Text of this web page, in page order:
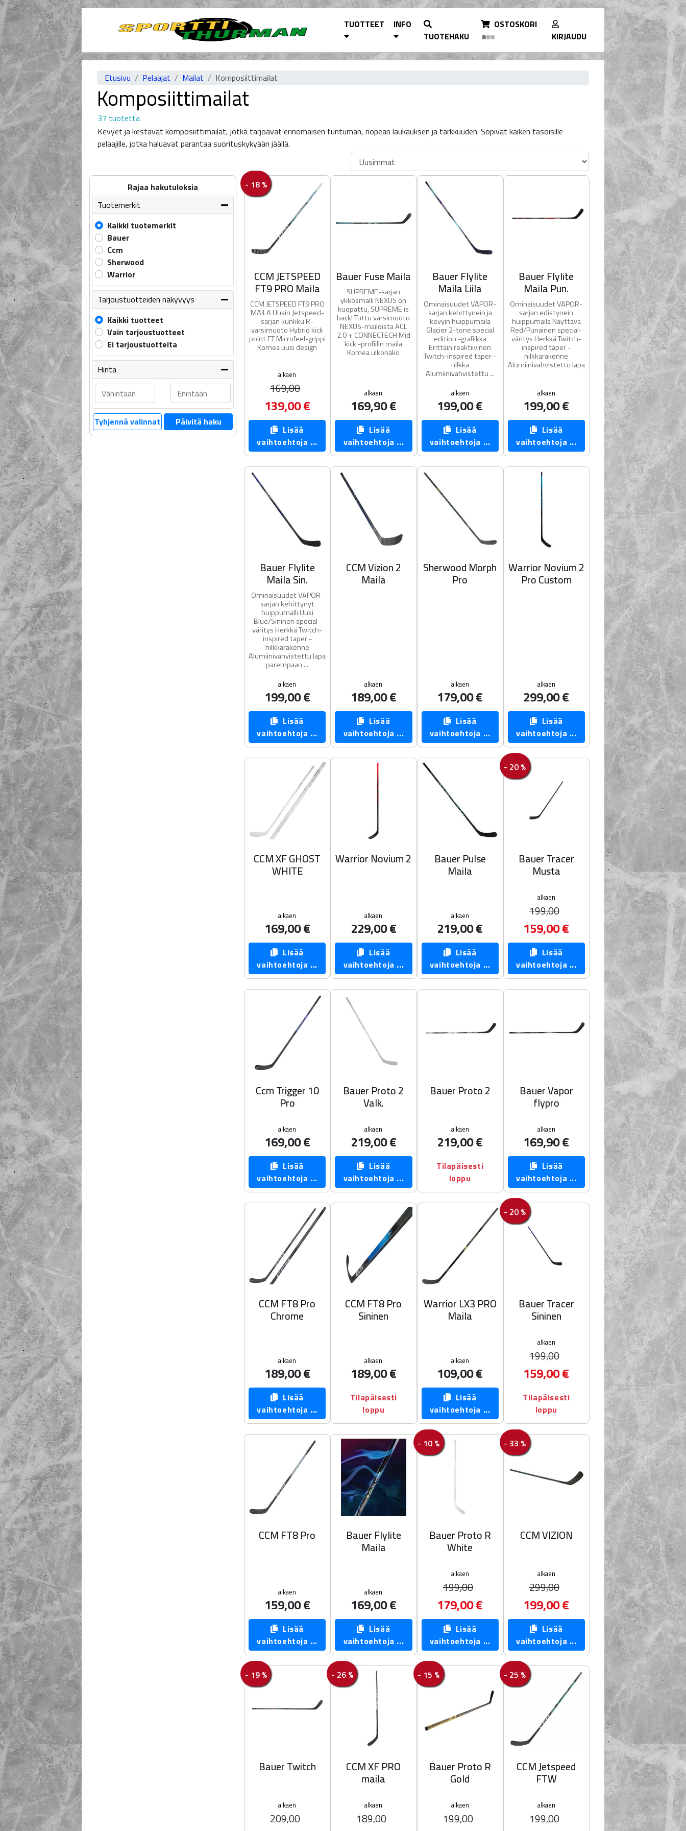
TUOTTEET
INFO
TUOTEHAKU
OSTOSKORI
KIRJAUDU
Etusivu Pelaajat Mailat Komposiittimailat
Komposiittimailat
37 tuotetta
Kevyet ja kestävät komposiittimailat, jotka tarjoavat erinomaisen tuntuman, nopean laukauksen ja tarkkuuden. Sopivat kaiken tasoisille
pelaajille, jotka haluavat parantaa suorituskykyään jäällä.
Rajaa hakutuloksia
Tuotemerkit
Kaikki tuotemerkit
Bauer
Ccm
Sherwood
Warrior
Tarjoustuotteiden näkyvyys
Kaikki tuotteet
Vain tarjoustuotteet
Ei tarjoustuotteita
Hinta
Tyhjennä valinnat Päivitä haku
CCM JETSPEED
FT9 PRO Maila
CCM JETSPEED FT9 PRO
MAILA Uusin Jetspeed-
sarjan kunkku R-
varsimuoto Hybrid kick
point FT Microfeel-grippi
Komea uusi design
alkaen
169,00
139,00 €
- 18 %
Lisää
vaihtoehtoja ...
Bauer Fuse Maila
SUPREME-sarjan
ykkösmalli NEXUS on
kuopattu, SUPREME is
back! Tuttu varsimuoto
NEXUS-mailoista ACL
2.0 + CONNECTECH Mid
kick -profiilin maila
Komea ulkonäkö
alkaen
169,90 €
Lisää
vaihtoehtoja ...
Bauer Flylite
Maila Liila
Ominaisuudet VAPOR-
sarjan kehittynein ja
kevyin huippumaila
Glacier 2-tone special
edition -grafiikka
Erittäin reaktiivinen
Twitch-inspired taper -
nilkka
Alumiinivahvistettu ...
alkaen
199,00 €
Lisää
vaihtoehtoja ...
Bauer Flylite
Maila Pun.
Ominaisuudet VAPOR-
sarjan edistynein
huippumaila Näyttävä
Red/Punainen special-
väritys Herkkä Twitch-
inspired taper -
nilkkarakenne
Alumiinivahvistettu lapa
alkaen
199,00 €
Lisää
vaihtoehtoja ...
Bauer Flylite
Maila Sin.
Ominaisuudet VAPOR-
sarjan kehittynyt
huippumalli Uusi
Blue/Sininen special-
väritys Herkkä Twitch-
inspired taper -
nilkkarakenne
Alumiinivahvistettu lapa
parempaan ...
alkaen
199,00 €
Lisää
vaihtoehtoja ...
CCM Vizion 2
Maila
alkaen
189,00 €
Lisää
vaihtoehtoja ...
Sherwood Morph
Pro
alkaen
179,00 €
Lisää
vaihtoehtoja ...
Warrior Novium 2
Pro Custom
alkaen
299,00 €
Lisää
vaihtoehtoja ...
CCM XF GHOST
WHITE
alkaen
169,00 €
Lisää
vaihtoehtoja ...
Warrior Novium 2
alkaen
229,00 €
Lisää
vaihtoehtoja ...
Bauer Pulse
Maila
alkaen
219,00 €
Lisää
vaihtoehtoja ...
Bauer Tracer
Musta
alkaen
199,00
159,00 €
- 20 %
Lisää
vaihtoehtoja ...
Ccm Trigger 10
Pro
alkaen
169,00 €
Lisää
vaihtoehtoja ...
Bauer Proto 2
Valk.
alkaen
219,00 €
Lisää
vaihtoehtoja ...
Bauer Proto 2
alkaen
219,00 €
Tilapäisesti
loppu
Bauer Vapor
flypro
alkaen
169,90 €
Lisää
vaihtoehtoja ...
CCM FT8 Pro
Chrome
alkaen
189,00 €
Lisää
vaihtoehtoja ...
CCM FT8 Pro
Sininen
alkaen
189,00 €
Tilapäisesti
loppu
Warrior LX3 PRO
Maila
alkaen
109,00 €
Lisää
vaihtoehtoja ...
Bauer Tracer
Sininen
alkaen
199,00
159,00 €
- 20 %
Tilapäisesti
loppu
CCM FT8 Pro
alkaen
159,00 €
Lisää
vaihtoehtoja ...
Bauer Flylite
Maila
alkaen
169,00 €
Lisää
vaihtoehtoja ...
Bauer Proto R
White
alkaen
199,00
179,00 €
- 10 %
Lisää
vaihtoehtoja ...
CCM VIZION
alkaen
299,00
199,00 €
- 33 %
Lisää
vaihtoehtoja ...
Bauer Twitch
alkaen
209,00
- 19 %
CCM XF PRO
maila
alkaen
189,00
- 26 %
Bauer Proto R
Gold
alkaen
199,00
- 15 %
CCM Jetspeed
FTW
alkaen
199,00
- 25 %